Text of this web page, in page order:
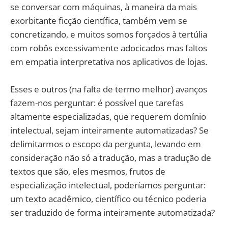
se conversar com máquinas, à maneira da mais
exorbitante ficção científica, também vem se
concretizando, e muitos somos forçados à tertúlia
com robôs excessivamente adocicados mas faltos
em empatia interpretativa nos aplicativos de lojas.
Esses e outros (na falta de termo melhor) avanços
fazem-nos perguntar: é possível que tarefas
altamente especializadas, que requerem domínio
intelectual, sejam inteiramente automatizadas? Se
delimitarmos o escopo da pergunta, levando em
consideração não só a tradução, mas a tradução de
textos que são, eles mesmos, frutos de
especialização intelectual, poderíamos perguntar:
um texto acadêmico, científico ou técnico poderia
ser traduzido de forma inteiramente automatizada?